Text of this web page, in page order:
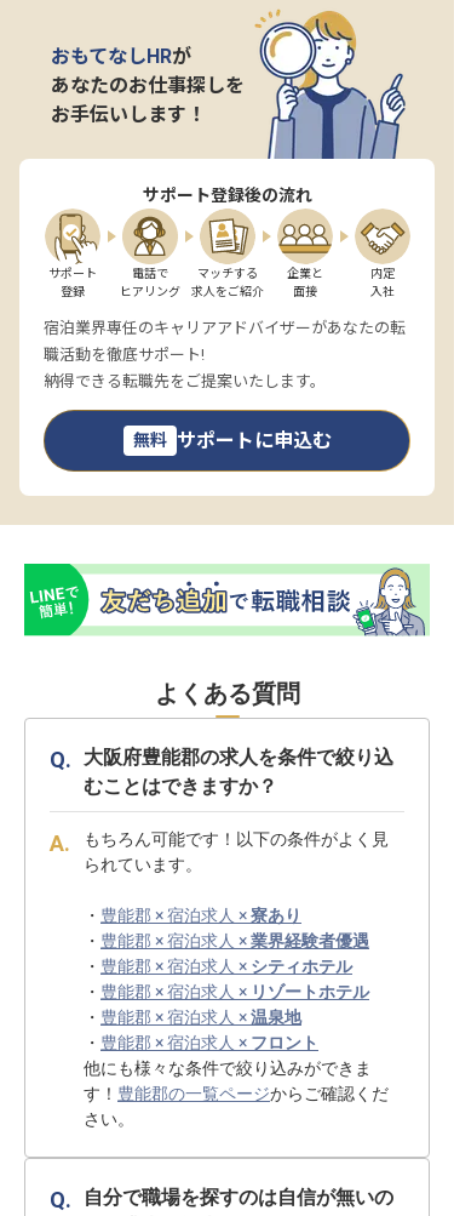
おもてなしHRが
あなたのお仕事探しを
お手伝いします！
サポート登録後の流れ
サポート
登録
電話で
ヒアリング
マッチする
求人をご紹介
企業と
面接
内定
入社
宿泊業界専任のキャリアアドバイザーがあなたの転
職活動を徹底サポート!
納得できる転職先をご提案いたします。
無料 サポートに申込む
よくある質問
大阪府豊能郡の求人を条件で絞り込
むことはできますか？
もちろん可能です！以下の条件がよく見
られています。
・ 豊能郡 × 宿泊求人 ×寮あり
・ 豊能郡 × 宿泊求人 ×業界経験者優遇
・ 豊能郡 × 宿泊求人 × シティホテル
・ 豊能郡 × 宿泊求人 × リゾートホテル
・ 豊能郡 × 宿泊求人 ×温泉地
・ 豊能郡 × 宿泊求人 × フロント
他にも様々な条件で絞り込みができま
す！ 豊能郡の一覧ページからご確認くだ
さい。
自分で職場を探すのは自信が無いの